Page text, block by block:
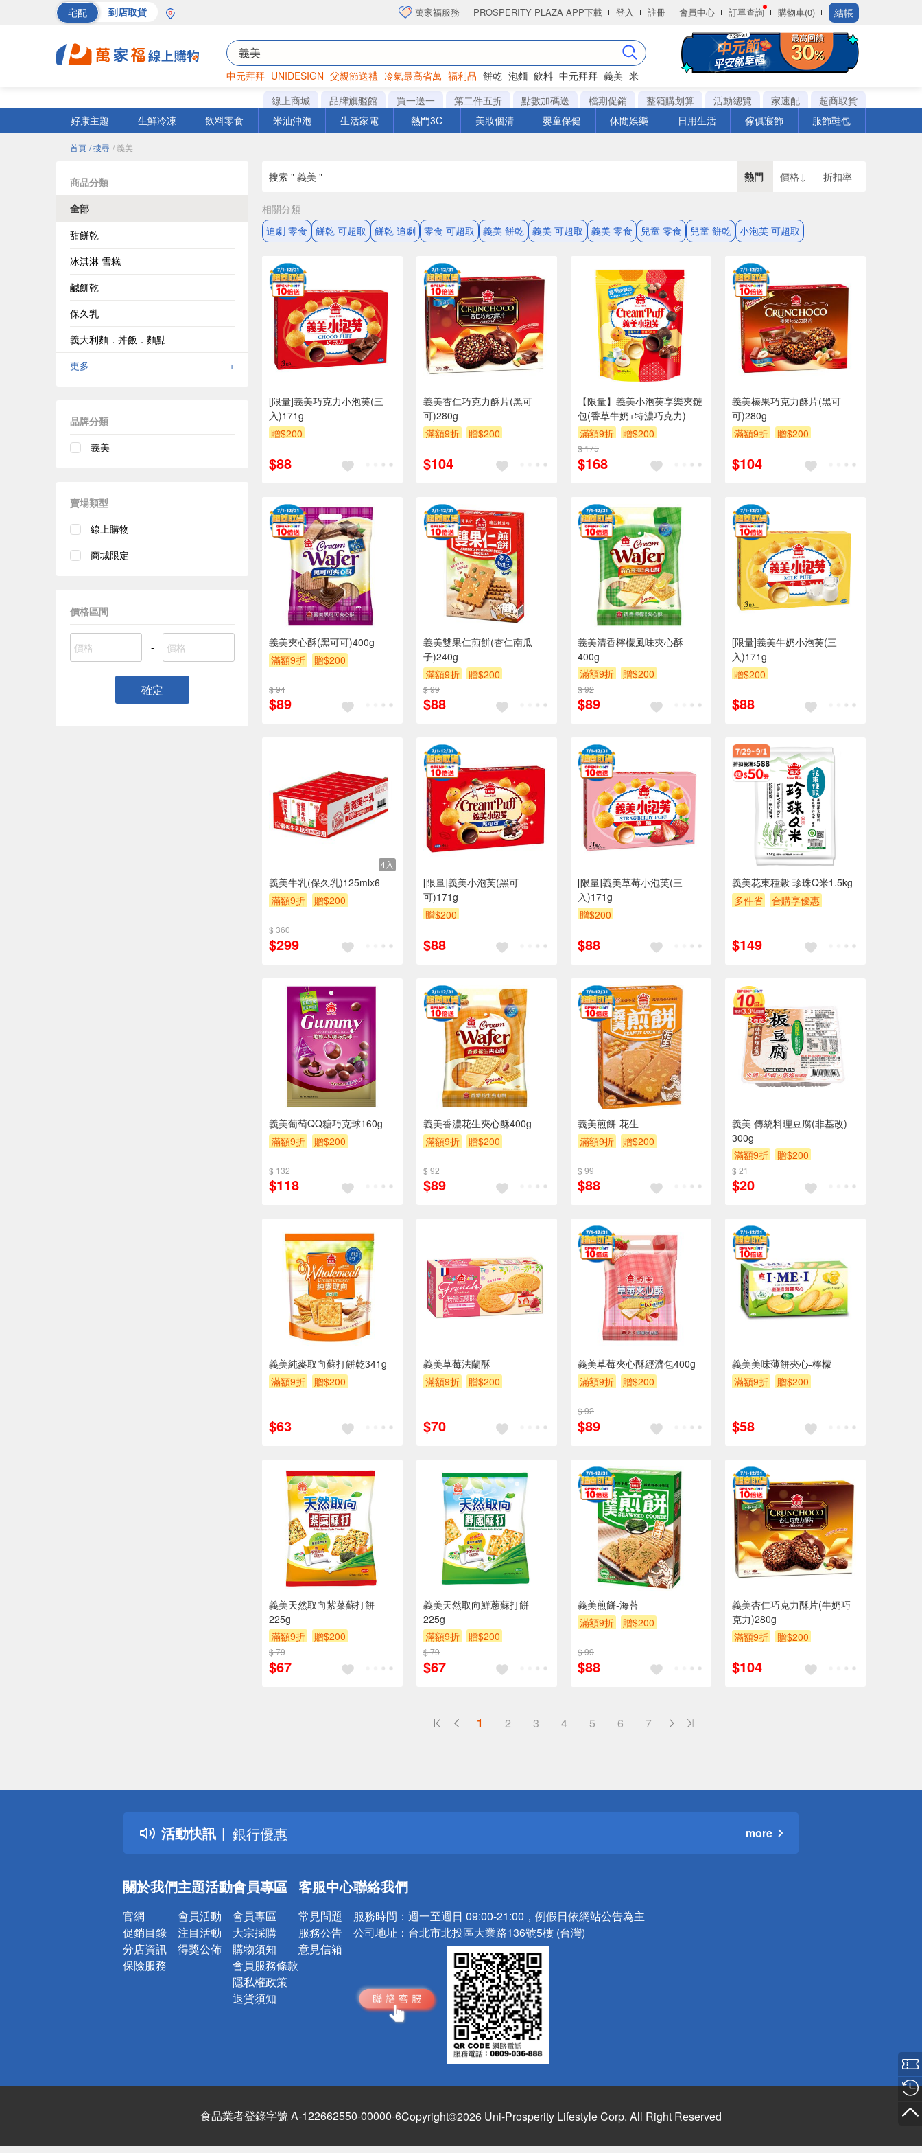
宅配 到店取貨 萬家福服務 PROSPERITY PLAZA APP下載 登入 註冊 會員中心 訂單查詢 購物車(0) 結帳
中元拜拜 UNIDESIGN 父親節送禮 冷氣最高省萬 福利品 餅乾 泡麵 飲料 中元拜拜 義美 米
罐頭 海苔 洋芋片
線上商城 品牌旗艦館 買一送一 第二件五折 點數加碼送 檔期促銷 整箱購划算 活動總覽 家速配
超商取貨
好康主題
生鮮冷凍 飲料零食 米油沖泡 生活家電 熱門3C 美妝個清 嬰童保健 休閒娛樂 日用生活 傢俱寢飾 服飾鞋包
首頁 / 搜尋 / 義美
商品分類
全部
甜餅乾
冰淇淋 雪糕
鹹餅乾
保久乳
義大利麵．丼飯．麵點
更多
+
品牌分類
義美
賣場類型
線上購物
商城限定
價格區間
-
確定
搜索 " 義美 " 熱門 價格↓ 折扣率
相關分類
追劇 零食
餅乾 可超取 餅乾 追劇 零食 可超取 義美 餅乾 義美 可超取 義美 零食 兒童 零食 兒童 餅乾 小泡芙 可超取
[限量]義美巧克力小泡芙(三
入)171g
贈$200
$88
義美杏仁巧克力酥片(黑可
可)280g
滿額9折
贈$200
$104
【限量】義美小泡芙享樂夾鏈
包(香草牛奶+特濃巧克力)
滿額9折
贈$200
$ 175
$168
義美榛果巧克力酥片(黑可
可)280g
滿額9折
贈$200
$104
義美夾心酥(黑可可)400g
滿額9折
贈$200
$ 94
$89
義美雙果仁煎餅(杏仁南瓜
子)240g
滿額9折
贈$200
$ 99
$88
義美清香檸檬風味夾心酥
400g
滿額9折
贈$200
$ 92
$89
[限量]義美牛奶小泡芙(三
入)171g
贈$200
$88
4入
義美牛乳(保久乳)125mlx6
滿額9折
贈$200
$ 360
$299
[限量]義美小泡芙(黑可
可)171g
贈$200
$88
[限量]義美草莓小泡芙(三
入)171g
贈$200
$88
義美花東種穀 珍珠Q米1.5kg
多件省
合購享優惠
$149
義美葡萄QQ糖巧克球160g
滿額9折
贈$200
$ 132
$118
義美香濃花生夾心酥400g
滿額9折
贈$200
$ 92
$89
義美煎餅-花生
滿額9折
贈$200
$ 99
$88
義美 傳統料理豆腐(非基改)
300g
滿額9折
贈$200
$ 21
$20
義美純麥取向蘇打餅乾341g
滿額9折
贈$200
$63
義美草莓法蘭酥
滿額9折
贈$200
$70
義美草莓夾心酥經濟包400g
滿額9折
贈$200
$ 92
$89
義美美味薄餅夾心-檸檬
滿額9折
贈$200
$58
義美天然取向紫菜蘇打餅
225g
滿額9折
贈$200
$ 79
$67
義美天然取向鮮蔥蘇打餅
225g
滿額9折
贈$200
$ 79
$67
義美煎餅-海苔
滿額9折
贈$200
$ 99
$88
義美杏仁巧克力酥片(牛奶巧
克力)280g
滿額9折
贈$200
$104
1 2 3 4 5 6 7
活動快訊
得獎公告
熱門話題
銀行優惠
偏遠地區配送
more
關於我們
官網
促銷目錄
分店資訊
保險服務
主題活動
會員活動
注目活動
得獎公佈
會員專區
會員專區
大宗採購
購物須知
會員服務條款
隱私權政策
退貨須知
客服中心
常見問題
服務公告
意見信箱
聯絡我們
服務時間： 週一至週日 09:00-21:00，例假日依網站公告為主
公司地址： 台北市北投區大業路136號5樓 (台灣)
食品業者登錄字號 A-122662550-00000-6Copyright©2026 Uni-Prosperity Lifestyle Corp. All Right Reserved